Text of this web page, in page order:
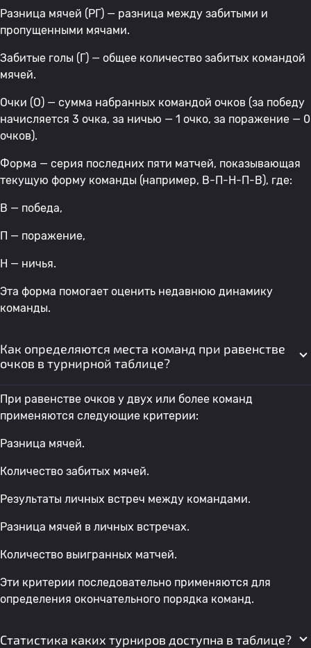
Разница мячей (РГ) — разница между забитыми и
пропущенными мячами.
Забитые голы (Г) — общее количество забитых командой
мячей.
Очки (О) — сумма набранных командой очков (за победу
начисляется 3 очка, за ничью — 1 очко, за поражение — 0
очков).
Форма — серия последних пяти матчей, показывающая
текущую форму команды (например, В-П-Н-П-В), где:
В — победа,
П — поражение,
Н — ничья.
Эта форма помогает оценить недавнюю динамику
команды.
Как определяются места команд при равенстве
очков в турнирной таблице?
При равенстве очков у двух или более команд
применяются следующие критерии:
Разница мячей.
Количество забитых мячей.
Результаты личных встреч между командами.
Разница мячей в личных встречах.
Количество выигранных матчей.
Эти критерии последовательно применяются для
определения окончательного порядка команд.
Статистика каких турниров доступна в таблице?